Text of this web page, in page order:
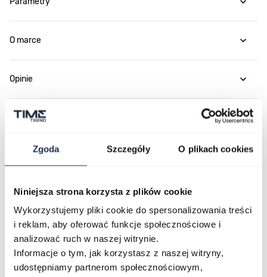
Zgoda Szczegóły O plikach cookies
Niniejsza strona korzysta z plików cookie
Wykorzystujemy pliki cookie do spersonalizowania treści
i reklam, aby oferować funkcje społecznościowe i
analizować ruch w naszej witrynie.
Informacje o tym, jak korzystasz z naszej witryny,
udostępniamy partnerom społecznościowym,
O marce
Opinie
Zapytaj o produkt
Płatność i dostawa
Najczęściej kupowane
Poruszanie się po elementach karuzeli jest możliwe za pomocą
Naciśnij, aby pominąć karuzelę
Naciśnij, aby przejść do nawigacji karuzeli